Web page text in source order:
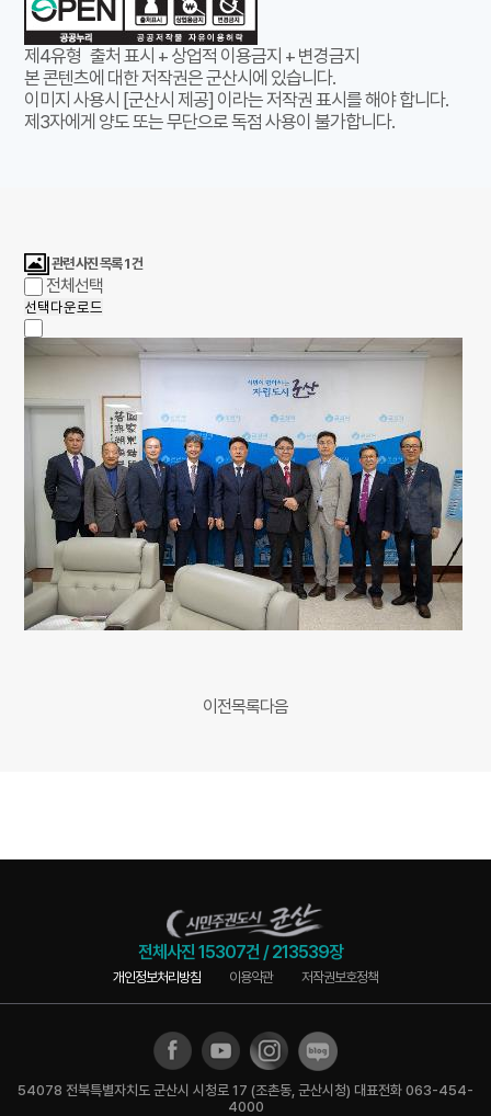
제4유형 출처 표시 + 상업적 이용금지 + 변경금지
본 콘텐츠에 대한 저작권은 군산시에 있습니다.
이미지 사용시 [군산시 제공] 이라는 저작권 표시를 해야 합니다.
제3자에게 양도 또는 무단으로 독점 사용이 불가합니다.
관련 사진 목록1건
전체선택
선택다운로드
이전목록다음
전체사진 15307건 /213539장
개인정보처리방침 이용약관 저작권보호정책
54078 전북특별자치도 군산시 시청로 17 (조촌동, 군산시청) 대표전화 063-454-
4000